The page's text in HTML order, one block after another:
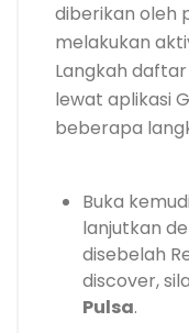
diberikan oleh
melakukan
Langkah
lewat aplikasi
beberapa
Buka
lanjutkan
disebelah
discover,
Pulsa.